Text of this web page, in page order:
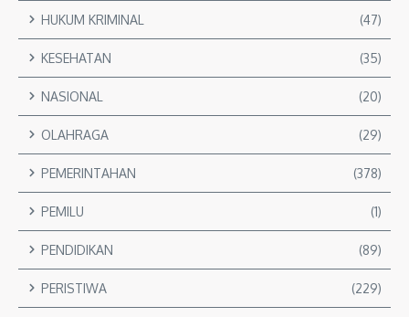
HUKUM KRIMINAL (47)
KESEHATAN (35)
NASIONAL (20)
OLAHRAGA (29)
PEMERINTAHAN (378)
PEMILU (1)
PENDIDIKAN (89)
PERISTIWA (229)